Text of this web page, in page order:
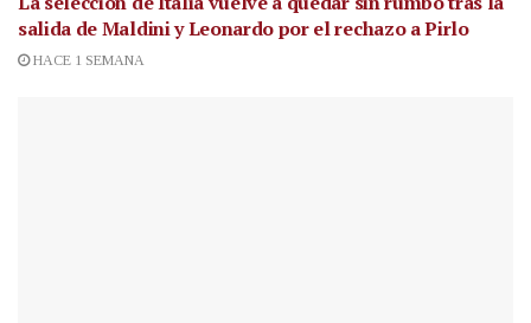
salida de Maldini y Leonardo por el rechazo a Pirlo
HACE 1 SEMANA